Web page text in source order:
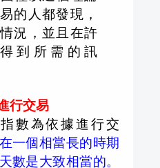
的人都發現，
況，並且在許
到所需的訊
行交易
數為依據進行交
一個相當長的時期
數是大致相當的。